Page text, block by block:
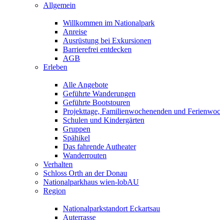
Allgemein
Willkommen im Nationalpark
Anreise
Ausrüstung bei Exkursionen
Barrierefrei entdecken
AGB
Erleben
Alle Angebote
Geführte Wanderungen
Geführte Bootstouren
Projekttage, Familienwochenenden und
Schulen und Kindergärten
Gruppen
Spähikel
Das fahrende Autheater
Wanderrouten
Verhalten
Schloss Orth an der Donau
Nationalparkhaus wien-lobAU
Region
Nationalparkstandort Eckartsau
Auterrasse